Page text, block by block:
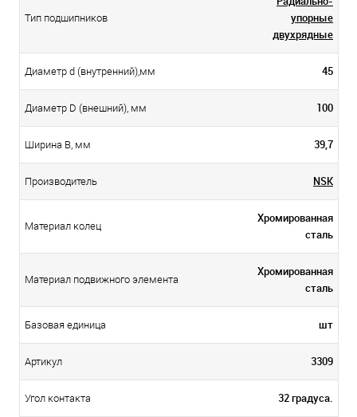
Тип подшипников
упорные
двухрядные
Диаметр d (внутренний),мм 45
Диаметр D (внешний), мм 100
Ширина B, мм 39,7
Производитель NSK
Материал колец
Хромированная
сталь
Материал подвижного элемента
Хромированная
сталь
Базовая единица шт
Артикул 3309
Угол контакта 32 градуса.